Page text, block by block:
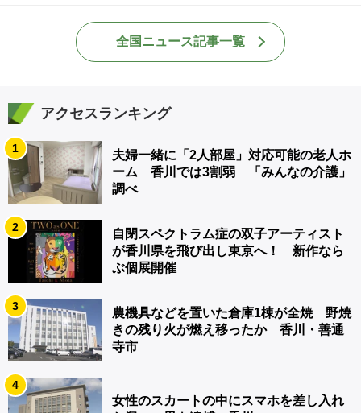
全国ニュース記事一覧
アクセスランキング
1
夫婦一緒に「2人部屋」対応可能の老人ホ
ーム 香川では3割弱 「みんなの介護」
調べ
2
自閉スペクトラム症の双子アーティスト
が香川県を飛び出し東京へ！ 新作なら
ぶ個展開催
3
農機具などを置いた倉庫1棟が全焼 野焼
きの残り火が燃え移ったか 香川・善通
寺市
4
女性のスカートの中にスマホを差し入れ